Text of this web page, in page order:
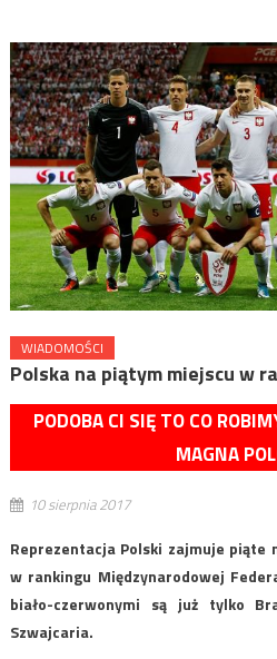
WIADOMOŚCI
Polska na piątym miejscu w
PODOBA CI SIĘ TO CO
MAGNA
10 sierpnia 2017
Reprezentacja Polski zajmuje
w rankingu Międzynarodowej
biało-czerwonymi są już tylko
Szwajcaria.